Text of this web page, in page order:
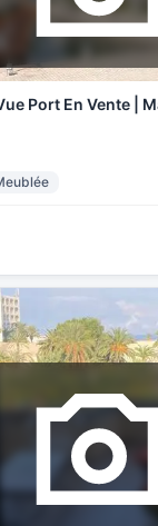
Port En Vente |